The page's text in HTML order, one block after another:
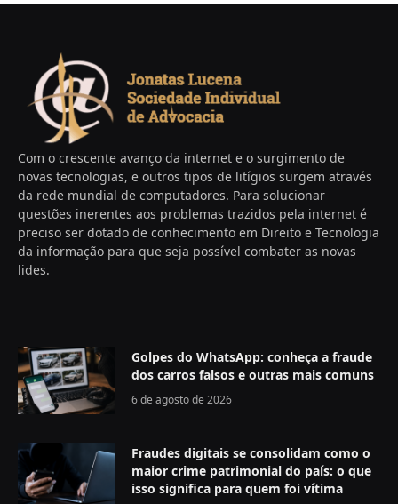
Com o crescente avanço da internet e o surgimento de
novas tecnologias, e outros tipos de litígios surgem através
da rede mundial de computadores. Para solucionar
questões inerentes aos problemas trazidos pela internet é
preciso ser dotado de conhecimento em Direito e Tecnologia
da informação para que seja possível combater as novas
lides.
Golpes do WhatsApp: conheça a fraude
dos carros falsos e outras mais comuns
6 de agosto de 2026
Fraudes digitais se consolidam como o
maior crime patrimonial do país: o que
isso significa para quem foi vítima